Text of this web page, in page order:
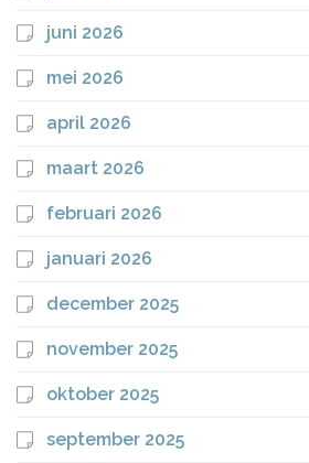
juni 2026
mei 2026
april 2026
maart 2026
februari 2026
januari 2026
december 2025
november 2025
oktober 2025
september 2025